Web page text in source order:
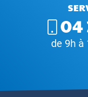
04
de 9h à